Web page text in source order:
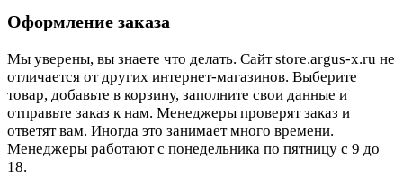
Оформление заказа
Мы уверены, вы знаете что делать. Сайт store.argus-x.ru не
отличается от других интернет-магазинов. Выберите
товар, добавьте в корзину, заполните свои данные и
отправьте заказ к нам. Менеджеры проверят заказ и
ответят вам. Иногда это занимает много времени.
Менеджеры работают с понедельника по пятницу с 9 до
18.